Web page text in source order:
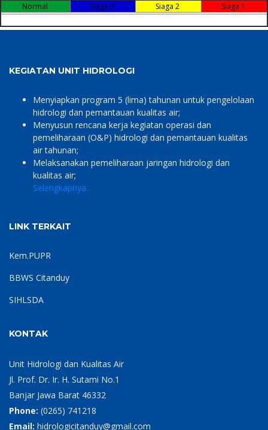
Normal Siaga 3 Siaga 2 Siaga 1
KEGIATAN UNIT HIDROLOGI
Menyiapkan program 5 (lima) tahunan untuk pengelolaan
hidrologi dan pemantauan kualitas air;
Menyusun rencana kerja kegiatan operasi dan
pemeliharaan (O&P) hidrologi dan pemantauan kualitas
air tahunan;
Melaksanakan pemeliharaan jaringan hidrologi dan
kualitas air;
Selengkapnya..
LINK TERKAIT
Kem.PUPR
BBWS Citanduy
SIHLSDA
KONTAK
Unit Hidrologi dan Kualitas Air
Jl. Prof. Dr. Ir. H. Sutami No.1
Banjar Jawa Barat 46332
Phone: (0265) 741218
Email: hidrologicitanduy@gmail.com